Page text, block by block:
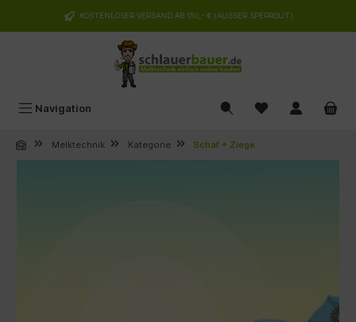
springen KOSTENLOSER VERSAND AB 150,- € (AUSSER SPERRGUT)
Navigation
Melktechnik Kategorie Schaf + Ziege